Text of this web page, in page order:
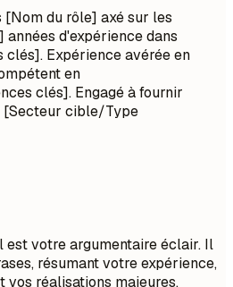
[Nom du rôle] axé sur les
années d'expérience dans
clés]. Expérience avérée en
en
clés]. Engagé à fournir
[Secteur cible/Type
est votre argumentaire éclair. Il
résumant votre expérience,
vos réalisations majeures.